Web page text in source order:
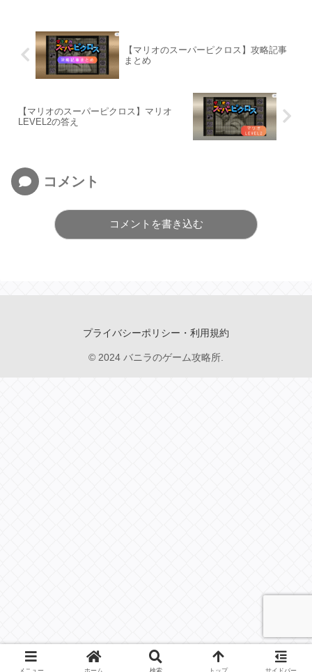
【マリオのスーパーピクロス】攻略記事
まとめ
【マリオのスーパーピクロス】マリオ
LEVEL2の答え
コメント
コメントを書き込む
プライバシーポリシー・利用規約
© 2024 バニラのゲーム攻略所.
メニュー ホーム 検索 トップ サイドバー